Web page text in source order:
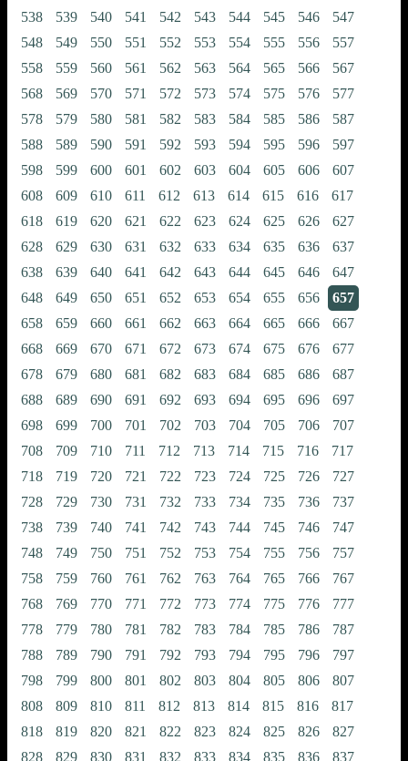
538
539 540 541 542 543 544 545 546
547
548
549 550 551 552 553 554 555 556
557
558
559 560 561 562 563 564 565 566
567
568
569 570 571 572 573 574 575 576
577
578
579 580 581 582 583 584 585 586
587
588
589 590 591 592 593 594 595 596
597
598
599 600 601 602 603 604 605 606
607
608
609 610 611 612 613 614 615 616
617
618
619 620 621 622 623 624 625 626
627
628
629 630 631 632 633 634 635 636
637
638
639 640 641 642 643 644 645 646
647
648
649 650 651 652 653 654 655 656
657
658
659 660 661 662 663 664 665 666
667
668
669 670 671 672 673 674 675 676
677
678
679 680 681 682 683 684 685 686
687
688
689 690 691 692 693 694 695 696
697
698
699 700 701 702 703 704 705 706
707
708
709 710 711 712 713 714 715 716
717
718
719 720 721 722 723 724 725 726
727
728
729 730 731 732 733 734 735 736
737
738
739 740 741 742 743 744 745 746
747
748
749 750 751 752 753 754 755 756
757
758
759 760 761 762 763 764 765 766
767
768
769 770 771 772 773 774 775 776
777
778
779 780 781 782 783 784 785 786
787
788
789 790 791 792 793 794 795 796
797
798
799 800 801 802 803 804 805 806
807
808
809 810 811 812 813 814 815 816
817
818
819 820 821 822 823 824 825 826
827
828
829 830 831 832 833 834 835 836 837